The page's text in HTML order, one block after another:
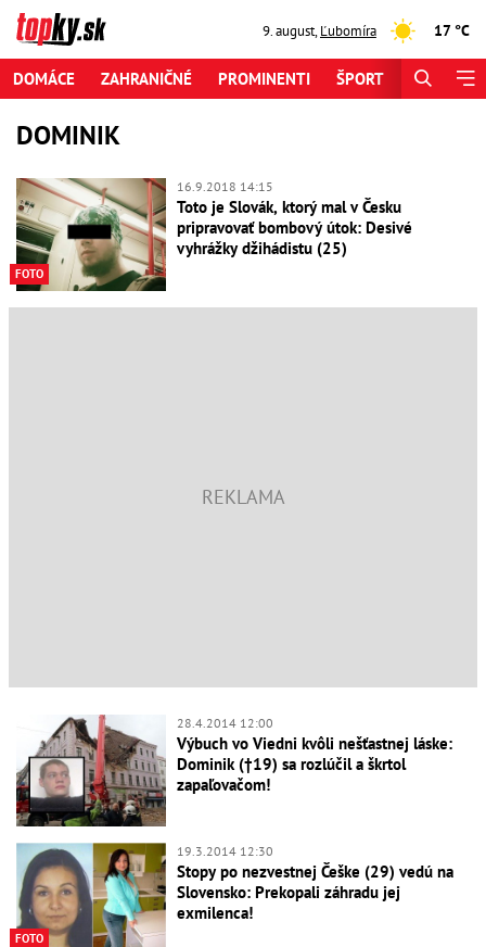
9. august,Ľubomíra 17 °C
DOMÁCE ZAHRANIČNÉ PROMINENTI ŠPORT
DOMINIK
FOTO
16.9.2018 14:15
Toto je Slovák, ktorý mal v Česku
pripravovať bombový útok: Desivé
vyhrážky džihádistu (25)
28.4.2014 12:00
Výbuch vo Viedni kvôli nešťastnej láske:
Dominik (†19) sa rozlúčil a škrtol
zapaľovačom!
FOTO
19.3.2014 12:30
Stopy po nezvestnej Češke (29) vedú na
Slovensko: Prekopali záhradu jej
exmilenca!